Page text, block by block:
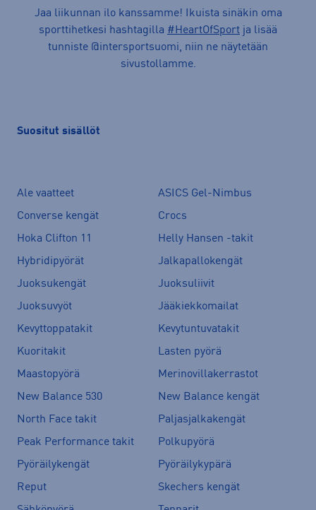
Jaa liikunnan ilo kanssamme! Ikuista sinäkin oma
sporttihetkesi hashtagilla #HeartOfSport ja lisää
tunniste @intersportsuomi, niin ne näytetään
sivustollamme.
Suositut sisällöt
Ale vaatteet
ASICS Gel-Nimbus
Converse kengät
Crocs
Hoka Clifton 11
Helly Hansen -takit
Hybridipyörät
Jalkapallokengät
Juoksukengät
Juoksuliivit
Juoksuvyöt
Jääkiekkomailat
Kevyttoppatakit
Kevytuntuvatakit
Kuoritakit
Lasten pyörä
Maastopyörä
Merinovillakerrastot
New Balance 530
New Balance kengät
North Face takit
Paljasjalkakengät
Peak Performance takit
Polkupyörä
Pyöräilykengät
Pyöräilykypärä
Reput
Skechers kengät